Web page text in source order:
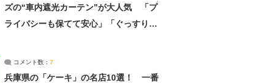
ズの“車内遮光カーテン”が大人気 「プ
ライバシーも保てて安心」「ぐっすり眠
コメント数： 7
兵庫県の「ケーキ」の名店10選！ 一番